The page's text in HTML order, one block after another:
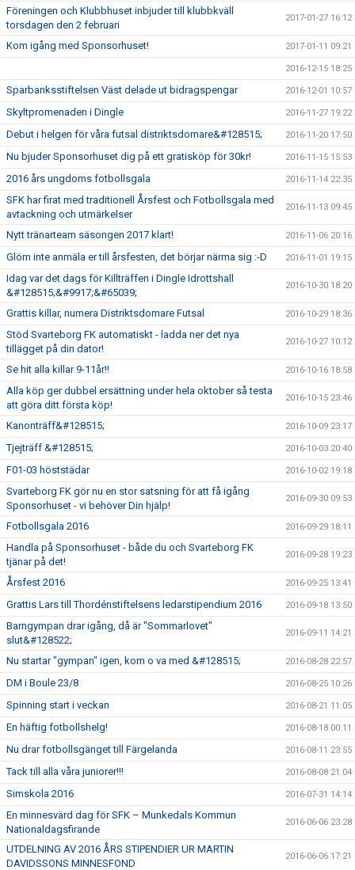
Föreningen och Klubbhuset inbjuder till klubbkväll
torsdagen den 2 februari
2017-01-27 16:12
Kom igång med Sponsorhuset! 2017-01-11 09:21
2016-12-15 18:25
Sparbanksstiftelsen Väst delade ut bidragspengar 2016-12-01 10:57
Skyltpromenaden i Dingle 2016-11-27 19:22
Debut i helgen för våra futsal distriktsdomare&#128515; 2016-11-20 17:50
Nu bjuder Sponsorhuset dig på ett gratisköp för 30kr! 2016-11-15 15:53
2016 års ungdoms fotbollsgala 2016-11-14 22:35
SFK har firat med traditionell Årsfest och Fotbollsgala med
avtackning och utmärkelser
2016-11-13 09:45
Nytt tränarteam säsongen 2017 klart! 2016-11-06 20:16
Glöm inte anmäla er till årsfesten, det börjar närma sig :-D 2016-11-01 19:15
Idag var det dags för Killträffen i Dingle Idrottshall
&#128515;&#9917;&#65039;
2016-10-30 18:20
Grattis killar, numera Distriktsdomare Futsal 2016-10-29 18:36
Stöd Svarteborg FK automatiskt - ladda ner det nya
tillägget på din dator!
2016-10-27 10:12
Se hit alla killar 9-11år!! 2016-10-16 18:58
Alla köp ger dubbel ersättning under hela oktober så testa
att göra ditt första köp!
2016-10-15 23:46
Kanonträff&#128515; 2016-10-09 23:17
Tjejträff &#128515; 2016-10-03 20:40
F01-03 höststädar 2016-10-02 19:18
Svarteborg FK gör nu en stor satsning för att få igång
Sponsorhuset - vi behöver Din hjälp!
2016-09-30 09:53
Fotbollsgala 2016 2016-09-29 18:11
Handla på Sponsorhuset - både du och Svarteborg FK
tjänar på det!
2016-09-28 19:23
Årsfest 2016 2016-09-25 13:41
Grattis Lars till Thordénstiftelsens ledarstipendium 2016 2016-09-18 13:50
Barngympan drar igång, då är "Sommarlovet"
slut&#128522;
2016-09-11 14:21
Nu startar "gympan" igen, kom o va med &#128515; 2016-08-28 22:57
DM i Boule 23/8 2016-08-25 10:26
Spinning start i veckan 2016-08-21 11:05
En häftig fotbollshelg! 2016-08-18 00:11
Nu drar fotbollsgänget till Färgelanda 2016-08-11 23:55
Tack till alla våra juniorer!!! 2016-08-08 21:04
Simskola 2016 2016-07-31 14:14
En minnesvärd dag för SFK – Munkedals Kommun
Nationaldagsfirande
2016-06-06 23:28
UTDELNING AV 2016 ÅRS STIPENDIER UR MARTIN
DAVIDSSONS MINNESFOND
2016-06-06 17:21